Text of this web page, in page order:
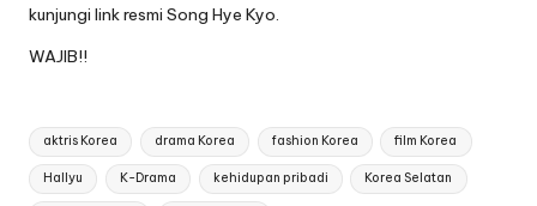
kunjungi link resmi Song Hye Kyo.
WAJIB!!
Tags:
aktris Korea drama Korea fashion Korea film Korea
Hallyu K-Drama kehidupan pribadi Korea Selatan